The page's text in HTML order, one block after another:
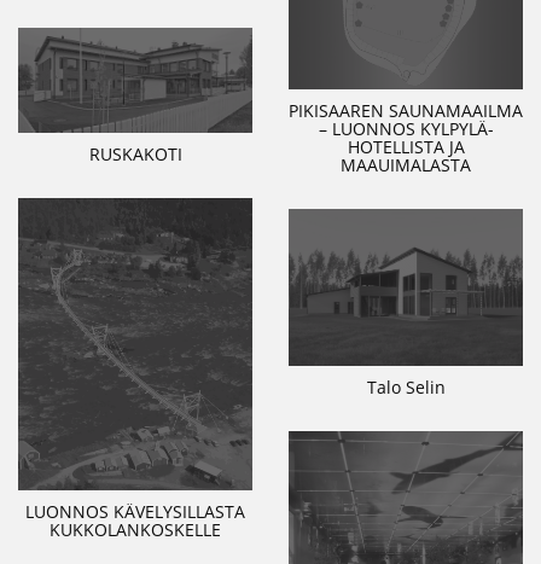
PIKISAAREN SAUNAMAAILMA
– LUONNOS KYLPYLÄ-
HOTELLISTA JA
MAAUIMALASTA
RUSKAKOTI
LUONNOS KÄVELYSILLASTA
KUKKOLANKOSKELLE
Talo Selin